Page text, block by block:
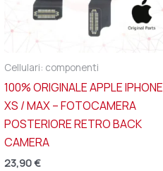
Cellulari: componenti
100% ORIGINALE APPLE IPHONE
XS / MAX – FOTOCAMERA
POSTERIORE RETRO BACK
CAMERA
23,90€